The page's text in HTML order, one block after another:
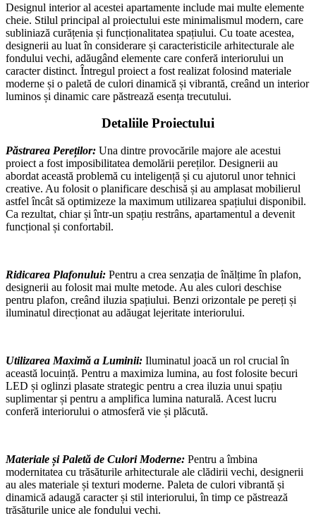
Designul interior al acestei apartamente include mai multe elemente
cheie. Stilul principal al proiectului este minimalismul modern, care
subliniază curățenia și funcționalitatea spațiului. Cu toate acestea,
designerii au luat în considerare și caracteristicile arhitecturale ale
fondului vechi, adăugând elemente care conferă interiorului un
caracter distinct. Întregul proiect a fost realizat folosind materiale
moderne și o paletă de culori dinamică și vibrantă, creând un interior
luminos și dinamic care păstrează esența trecutului.
Detaliile Proiectului
Păstrarea Pereților: Una dintre provocările majore ale acestui
proiect a fost imposibilitatea demolării pereților. Designerii au
abordat această problemă cu inteligență și cu ajutorul unor tehnici
creative. Au folosit o planificare deschisă și au amplasat mobilierul
astfel încât să optimizeze la maximum utilizarea spațiului disponibil.
Ca rezultat, chiar și într-un spațiu restrâns, apartamentul a devenit
funcțional și confortabil.
Ridicarea Plafonului: Pentru a crea senzația de înălțime în plafon,
designerii au folosit mai multe metode. Au ales culori deschise
pentru plafon, creând iluzia spațiului. Benzi orizontale pe pereți și
iluminatul direcționat au adăugat lejeritate interiorului.
Utilizarea Maximă a Luminii: Iluminatul joacă un rol crucial în
această locuință. Pentru a maximiza lumina, au fost folosite becuri
LED și oglinzi plasate strategic pentru a crea iluzia unui spațiu
suplimentar și pentru a amplifica lumina naturală. Acest lucru
conferă interiorului o atmosferă vie și plăcută.
Materiale și Paletă de Culori Moderne: Pentru a îmbina
modernitatea cu trăsăturile arhitecturale ale clădirii vechi, designerii
au ales materiale și texturi moderne. Paleta de culori vibrantă și
dinamică adaugă caracter și stil interiorului, în timp ce păstrează
trăsăturile unice ale fondului vechi.